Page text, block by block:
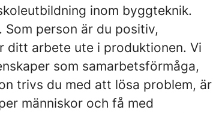
inom byggteknik.
person är du positiv,
ditt arbete ute i produktionen. Vi
som samarbetsförmåga,
trivs du med att lösa problem, är
människor och få med